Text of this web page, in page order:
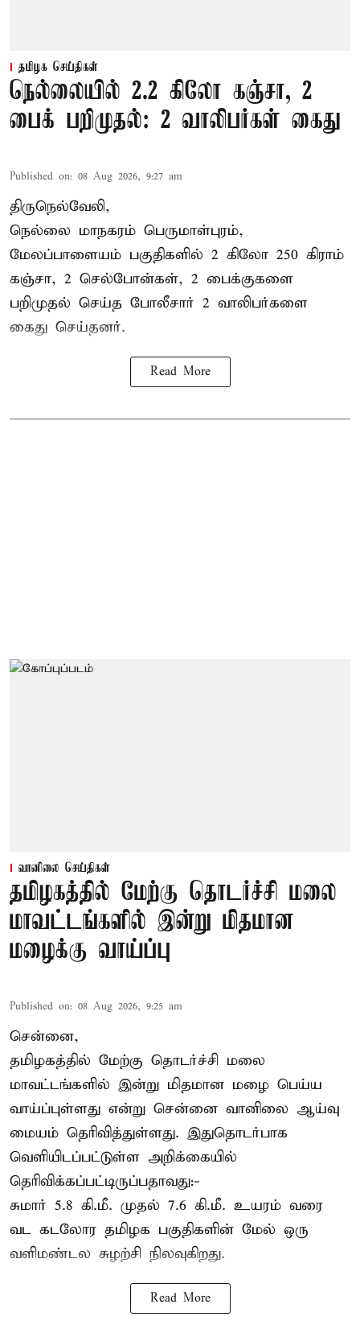
தமிழக செய்திகள்
நெல்லையில் 2.2 கிலோ கஞ்சா, 2
பைக் பறிமுதல்: 2 வாலிபர்கள் கைது
Published on: 08 Aug 2026, 9:27 am
திருநெல்வேலி,
நெல்லை மாநகரம் பெருமாள்புரம்,
மேலப்பாளையம் பகுதிகளில் 2 கிலோ 250 கிராம்
கஞ்சா, 2 செல்போன்கள், 2 பைக்குகளை
பறிமுதல் செய்த போலீசார் 2 வாலிபர்களை
கைது செய்தனர்.
Read More
வானிலை செய்திகள்
தமிழகத்தில் மேற்கு தொடர்ச்சி மலை
மாவட்டங்களில் இன்று மிதமான
மழைக்கு வாய்ப்பு
Published on: 08 Aug 2026, 9:25 am
சென்னை,
தமிழகத்தில் மேற்கு தொடர்ச்சி மலை
மாவட்டங்களில் இன்று மிதமான மழை பெய்ய
வாய்ப்புள்ளது என்று சென்னை வானிலை ஆய்வு
மையம் தெரிவித்துள்ளது. இதுதொடர்பாக
வெளியிடப்பட்டுள்ள அறிக்கையில்
தெரிவிக்கப்பட்டிருப்பதாவது:-
சுமார் 5.8 கி.மீ. முதல் 7.6 கி.மீ. உயரம் வரை
வட கடலோர தமிழக பகுதிகளின் மேல் ஒரு
வளிமண்டல சுழற்சி நிலவுகிறது.
Read More